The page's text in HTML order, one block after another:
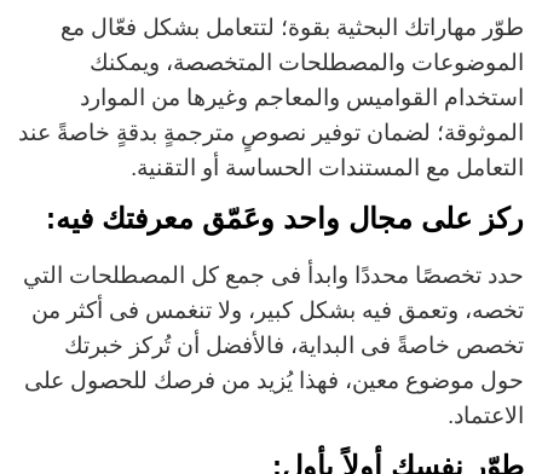
طوّر مهاراتك البحثية بقوة؛ لتتعامل بشكل فعّال مع
الموضوعات والمصطلحات المتخصصة، ويمكنك
استخدام القواميس والمعاجم وغيرها من الموارد
الموثوقة؛ لضمان توفير نصوصٍ مترجمةٍ بدقةٍ خاصةً عند
التعامل مع المستندات الحساسة أو التقنية.
ركز على مجال واحد وعَمّق معرفتك فيه:
حدد تخصصًا محددًا وابدأ فى جمع كل المصطلحات التي
تخصه، وتعمق فيه بشكل كبير، ولا تنغمس فى أكثر من
تخصص خاصةً فى البداية، فالأفضل أن تُركز خبرتك
حول موضوع معين، فهذا يُزيد من فرصك للحصول على
الاعتماد.
طوّر نفسك أولاً بأول: